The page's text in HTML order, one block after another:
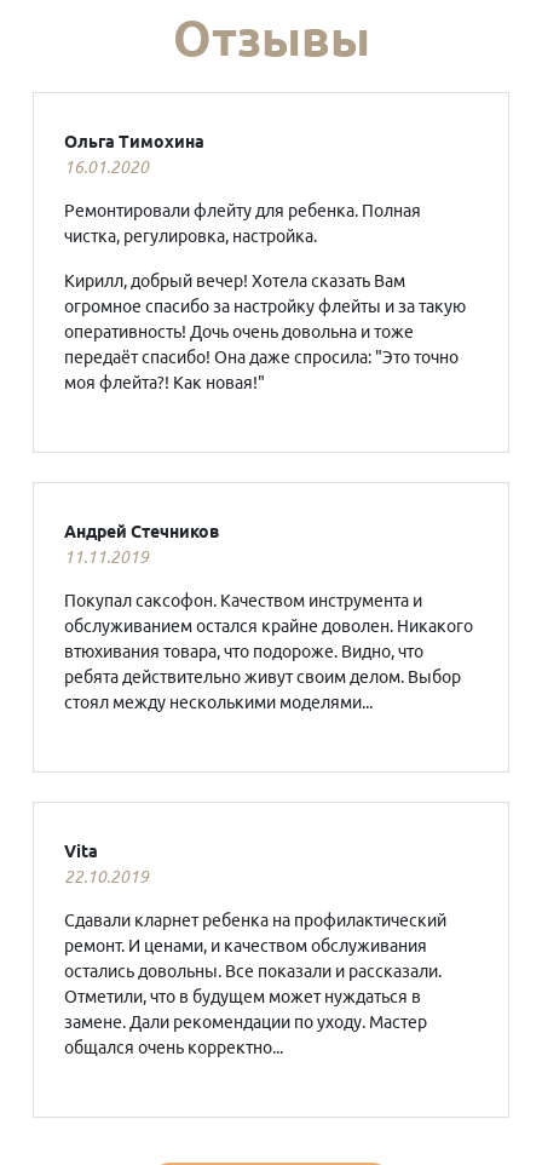
Отзывы
Ольга Тимохина
16.01.2020
Ремонтировали флейту для ребенка. Полная
чистка, регулировка, настройка.
Кирилл, добрый вечер! Хотела сказать Вам
огромное спасибо за настройку флейты и за такую
оперативность! Дочь очень довольна и тоже
передаёт спасибо! Она даже спросила: "Это точно
моя флейта?! Как новая!"
Андрей Стечников
11.11.2019
Покупал саксофон. Качеством инструмента и
обслуживанием остался крайне доволен. Никакого
втюхивания товара, что подороже. Видно, что
ребята действительно живут своим делом. Выбор
стоял между несколькими моделями...
Vita
22.10.2019
Сдавали кларнет ребенка на профилактический
ремонт. И ценами, и качеством обслуживания
остались довольны. Все показали и рассказали.
Отметили, что в будущем может нуждаться в
замене. Дали рекомендации по уходу. Мастер
общался очень корректно...